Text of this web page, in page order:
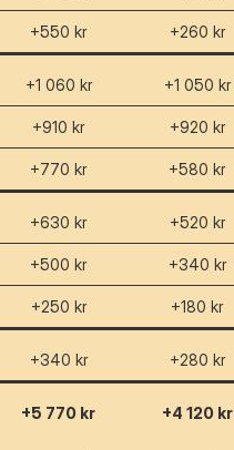
+550 kr +260 kr
+1 060 kr +1 050 kr
+910 kr +920 kr
+770 kr +580 kr
+630 kr +520 kr
+500 kr +340 kr
+250 kr +180 kr
+340 kr +280 kr
+5 770 kr +4 120 kr